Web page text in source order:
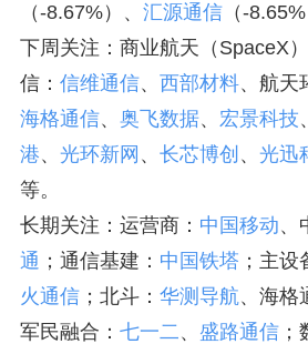
（-8.67%）、 汇源通信（-8.65%
下周关注：商业航天（SpaceX
信： 信维通信、 西部材料、航天
海格通信、 奥飞数据、 宏景科技、
港、 光环新网 、 长芯博创 、 光迅
等。
长期关注：运营商： 中国移动、
通 ；通信基建： 中国铁塔 ；主设
火通信；北斗： 华测导航、海格
军民融合： 七一二、 盛路通信；